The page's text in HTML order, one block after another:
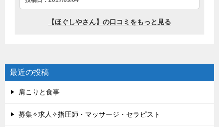
最近の投稿
肩こりと食事
募集✧求人✧指圧師・マッサージ・セラピスト